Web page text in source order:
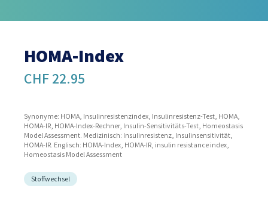
HOMA-Index
CHF 22.95
Synonyme: HOMA, Insulinresistenzindex, Insulinresistenz-Test, HOMA,
HOMA-IR, HOMA-Index-Rechner, Insulin-Sensitivitäts-Test, Homeostasis
Model Assessment. Medizinisch: Insulinresistenz, Insulinsensitivität,
HOMA-IR. Englisch: HOMA-Index, HOMA-IR, insulin resistance index,
Homeostasis Model Assessment
Stoffwechsel